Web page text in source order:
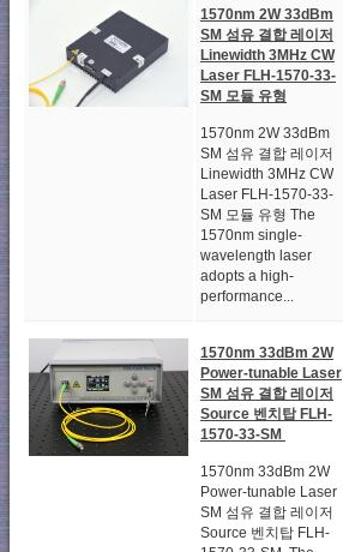
1570nm 2W 33dBm
SM 섬유 결합 레이저
Linewidth 3MHz CW
Laser FLH-1570-33-
SM 모듈 유형
1570nm 2W 33dBm
SM 섬유 결합 레이저
Linewidth 3MHz CW
Laser FLH-1570-33-
SM 모듈 유형 The
1570nm single-
wavelength laser
adopts a high-
performance...
1570nm 33dBm 2W
Power-tunable Laser
SM 섬유 결합 레이저
Source 벤치탑 FLH-
1570-33-SM
1570nm 33dBm 2W
Power-tunable Laser
SM 섬유 결합 레이저
Source 벤치탑 FLH-